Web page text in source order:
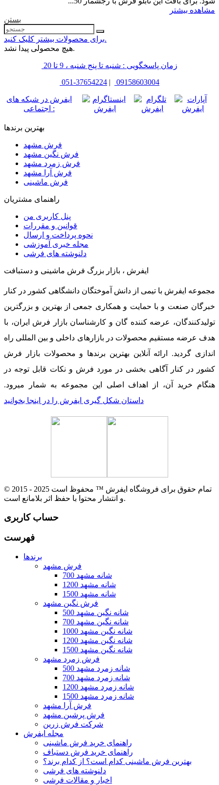
مشاهده بیشتر
بستن
برای محصولات بیشتر کلیک کنید.
هیچ محصولی پیدا نشد.
زمان پاسخگویی : شنبه تا پنج شنبه ، 9 تا 20
051-37654224 | 09158603004
ایفرش در شبکه های
اجتماعی :
بهترین برندها
فرش مشهد
فرش نگین مشهد
فرش زمرد مشهد
فرش آرا مشهد
فرش ماشینی
راهنمای مشتریان
پنل کاربری من
قوانین و مقررات
نحوه پرداخت و ارسال
مجله خبری آموزشی
دلنوشته های فرشی
ایفرش ، بازار بزرگ فرش ماشینی و دستبافت
مجموعه ایفرش با تیمی از دانش آموختگان دانشگاهی کشور در کنار
خبرگان صنعت و با حمایت و همکاری جمعی از بهترین و بزرگترین
تولیدکنندگان، عرضه کننده گان و کارشناسان بازار فرش ایران، با
هدف عرضه مستقیم محصولات در بازارهای داخلی و بین المللی راه
اندازی گردید. ارائه آنلاین بهترین برندها و محصولات بازار فرش
کشور در کنار آگاهی بخشی در مورد فرش و نکات قابل توجه در
هنگام خرید آن، از اهداف اصلی این مجموعه به شمار میرود.
داستان شکل گیری ایفرش را در اینجا بخوانید
© 2015 - 2025 تمام حقوق برای فروشگاه ایفرش ™ محفوظ است
و انتشار محتوا با حفظ اثر بلامانع است.
حساب کاربری
فهرست
برندها
فرش مشهد
700 شانه مشهد
1200 شانه مشهد
1500 شانه مشهد
فرش نگین مشهد
500 شانه نگین مشهد
700 شانه نگین مشهد
1000 شانه نگین مشهد
1200 شانه نگین مشهد
1500 شانه نگین مشهد
فرش زمرد مشهد
500 شانه زمرد مشهد
700 شانه زمرد مشهد
1200 شانه زمرد مشهد
1500 شانه زمرد مشهد
فرش آرا مشهد
فرش پرشین مشهد
شرکت فرش زرین
مجله ایفرش
راهنمای خرید فرش ماشینی
راهنمای خرید فرش دستباف
بهترین فرش ماشینی کدام است؟ از کدام برند؟
دلنوشته های فرشی
اخبار و مقالات فرشی